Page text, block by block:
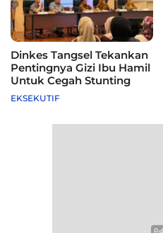
Dinkes Tangsel Tekankan
Pentingnya Gizi Ibu Hamil
Untuk Cegah Stunting
EKSEKUTIF